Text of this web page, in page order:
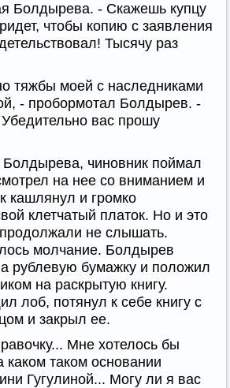
Болдырева. - Скажешь купцу
чтобы копию с заявления
Тысячу раз
тяжбы моей с наследниками
- пробормотал Болдырев. -
вас прошу
Болдырева, чиновник поймал
на нее со вниманием и
кашлянул и громко
клетчатый платок. Но и это
не слышать.
молчание. Болдырев
рублевую бумажку и положил
на раскрытую книгу.
лоб, потянул к себе книгу с
и закрыл ее.
Мне хотелось бы
каком таком основании
Гугулиной... Могу ли я вас